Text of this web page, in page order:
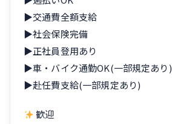
▶交通費全額支給
▶社会保険完備
▶正社員登用あり
▶車・バイク通勤OK(一部規定あり)
▶赴任費支給(一部規定あり)
歓迎